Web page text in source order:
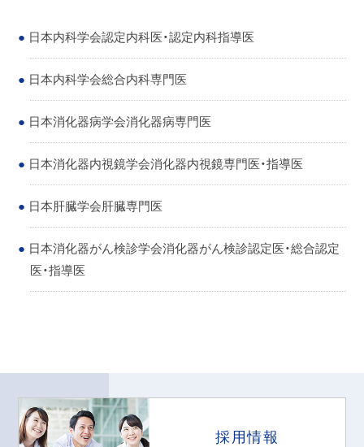
日本内科学会認定内科医・認定内科指導医
日本内科学会総合内科専門医
日本消化器病学会消化器病専門医
日本消化器内視鏡学会消化器内視鏡専門医・指導医
日本肝臓学会肝臓専門医
日本消化器がん検診学会消化器がん検診認定医・総合認定
医・指導医
採用情報